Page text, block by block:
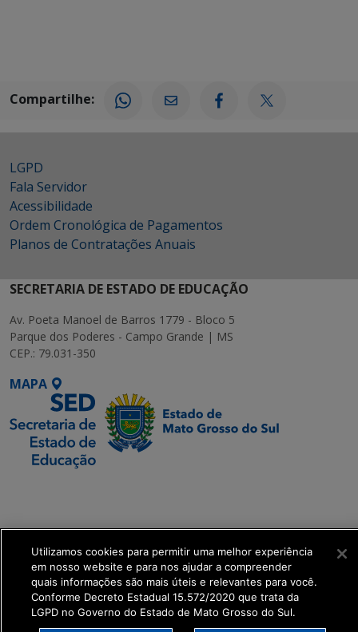
Compartilhe:
LGPD
Fala Servidor
Acessibilidade
Ordem Cronológica de Pagamentos
Planos de Contratações Anuais
SECRETARIA DE ESTADO DE EDUCAÇÃO
Av. Poeta Manoel de Barros 1779 - Bloco 5
Parque dos Poderes - Campo Grande | MS
CEP.: 79.031-350
MAPA
Transformação Digital
get_footer();
Utilizamos cookies para permitir uma melhor experiência
em nosso website e para nos ajudar a compreender
quais informações são mais úteis e relevantes para você.
Conforme Decreto Estadual 15.572/2020 que trata da
LGPD no Governo do Estado de Mato Grosso do Sul.